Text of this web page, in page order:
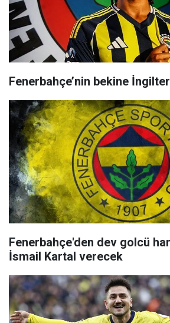
Fenerbahçe’nin bekine
Fenerbahçe'den dev golcü
İsmail Kartal verecek